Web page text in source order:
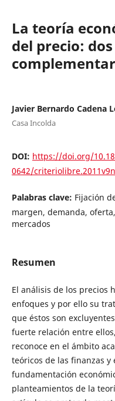
La teoría
del precio:
Javier Bernardo Cadena
Casa Incolda
DOI: https://doi.org/
0642/
Palabras clave: Fijación
margen, demanda,
mercados
Resumen
El análisis de los precios
enfoques y por ello su
que éstos son
fuerte relación entre
reconoce en el ámbito
teóricos de las finanzas
fundamentación
planteamientos de la